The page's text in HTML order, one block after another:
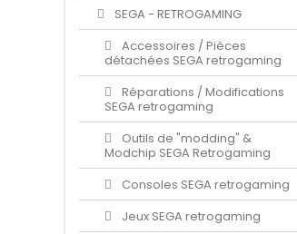
SEGA - RETROGAMING
Accessoires / Pièces
détachées SEGA retrogaming
Réparations / Modifications
SEGA retrogaming
Outils de "modding" &
Modchip SEGA Retrogaming
Consoles SEGA retrogaming
Jeux SEGA retrogaming